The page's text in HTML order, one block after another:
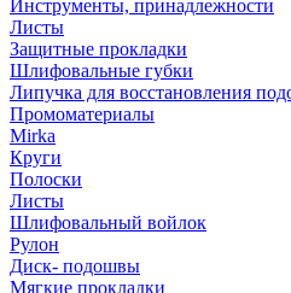
Инструменты, принадлежности
Листы
Защитные прокладки
Шлифовальные губки
Липучка для восстановления
Промоматериалы
Mirka
Круги
Полоски
Листы
Шлифовальный войлок
Рулон
Диск- подошвы
Мягкие прокладки